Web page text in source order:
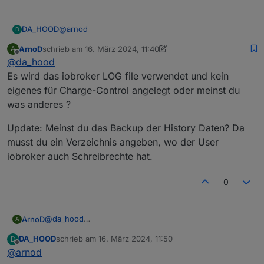
D DA_HOOD@arnod
Ja Notstrom habe ich jetzt auch ausgeschlossen,
testen. Ich meine aber dass er oberhalb 500 Watt
eben auch nicht angefangen hat.
Kannst du mir sagen warum der keine Logs anlegt?
Muss das Verzeichnis irgendwo innerhalb von
A
Offline
ArnoDschrieb am 16. März 2024, 11:40
zuletzt editiert von ArnoD
@da_hood
Es wird das iobroker LOG file verwendet und kein
eigenes für Charge-Control angelegt oder meinst du
was anderes ?
Update: Meinst du das Backup der History Daten? Da
musst du ein Verzeichnis angeben, wo der User
iobroker auch Schreibrechte hat.
0
A ArnoD@da_hood
eigenes für Charge-Control angelegt oder meinst du
Update: Meinst du das Backup der History Daten? Da
D
Offline
DA_HOODschrieb am 16. März 2024, 11:50
zuletzt editiert von
@arnod